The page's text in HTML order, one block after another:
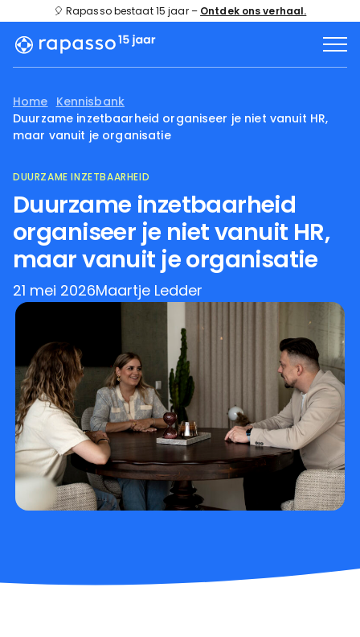
🎈 Rapasso bestaat 15 jaar – Ontdek ons verhaal.
Home Kennisbank
Duurzame inzetbaarheid organiseer je niet vanuit HR,
maar vanuit je organisatie
DUURZAME INZETBAARHEID
Duurzame inzetbaarheid
organiseer je niet vanuit HR,
maar vanuit je organisatie
21 mei 2026Maartje Ledder